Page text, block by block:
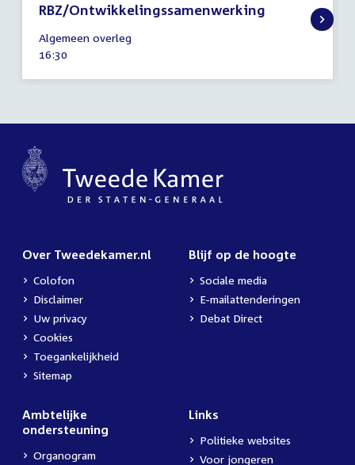
RBZ/Ontwikkelingssamenwerking
november
2018
Algemeen overleg
Tijd
16:30
Over Tweedekamer.nl
Colofon
Disclaimer
Uw privacy
Cookies
Toegankelijkheid
Sitemap
Blijf op de hoogte
Sociale media
E-mailattenderingen
Debat Direct
Ambtelijke
ondersteuning
Organogram
Links
Politieke websites
Voor jongeren